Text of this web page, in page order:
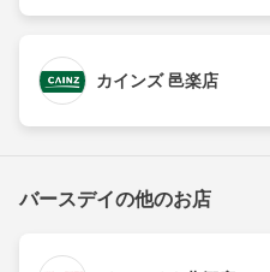
カインズ 邑楽店
バースデイの他のお店